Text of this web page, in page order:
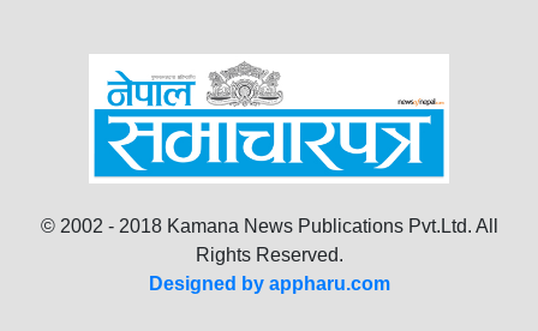
© 2002 - 2018 Kamana News Publications Pvt.Ltd. All
Rights Reserved.
Designed by appharu.com